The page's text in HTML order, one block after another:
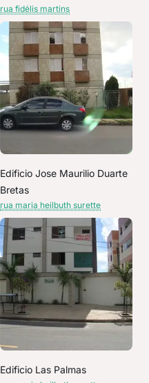
rua fidélis martins
Edificio Jose Maurilio Duarte
Bretas
rua maria heilbuth surette
Edificio Las Palmas